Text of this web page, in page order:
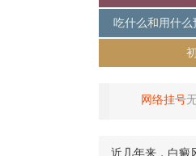
吃什么和用什么
网络挂号
近几年来，白癜